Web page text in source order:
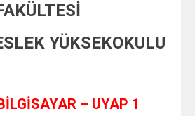
YÜKSEKOKULU
– UYAP 1